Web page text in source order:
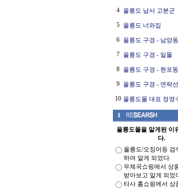
4 울릉도 남서 고분군
5 울릉도 너와집
6 울릉도 구경 - 남양
7 울릉도 구경 - 일몰
8 울릉도 구경 - 현포동
9 울릉도 구경 - 연락
10 울릉도몰 대표 정영
울릉도몰을 알게된 이
다.
울릉도/오징어등 검
하여 알게 되었다.
우체국쇼핑에서 상
받아보고 알게 되었
타사 홈쇼핑에서 상